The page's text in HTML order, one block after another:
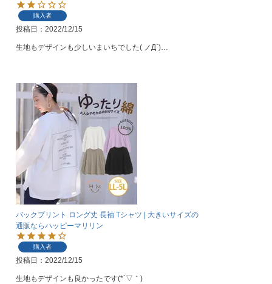
購入者
投稿日 2022/12/15
生地もデザインも少しいまいちでした( ノД`)…
バックプリント ロング丈 長袖 Tシャツ | 大きいサイズの
通販ならハッピーマリリン
購入者
投稿日 2022/12/15
生地もデザインも良かったです(*´▽｀)